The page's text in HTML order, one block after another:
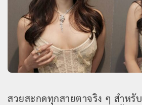
สวยสะกดทุกสายตาจริง ๆ สำหรับ